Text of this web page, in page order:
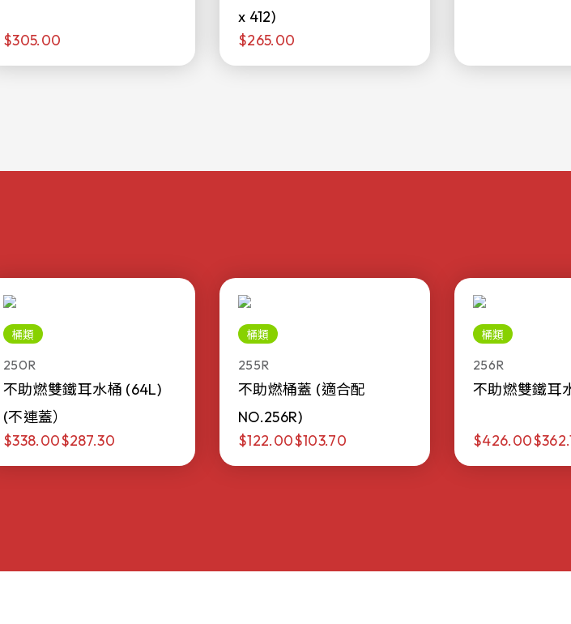
$305.00
x 412)
$265.00
桶類
250R
不助燃雙鐵耳水桶 (64L)
(不連蓋）
$338.00$287.30
桶類
255R
不助燃桶蓋 (適合配
NO.256R)
$122.00$103.70
桶類
256R
不助燃雙鐵耳
$426.00